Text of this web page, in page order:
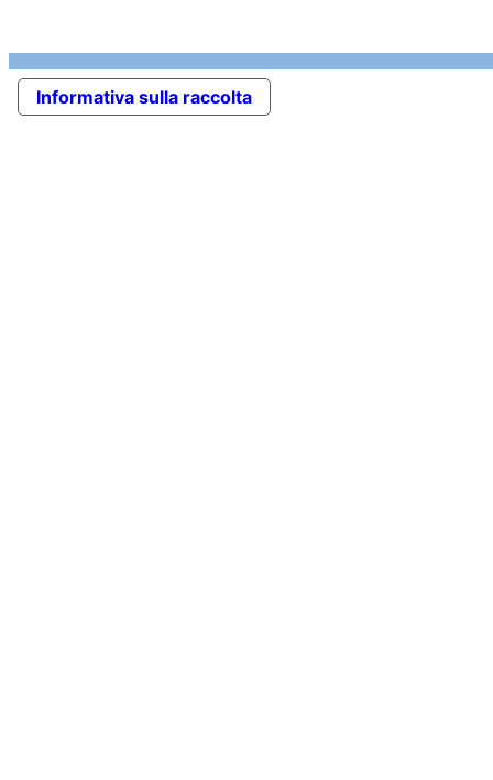
Informativa sulla raccolta